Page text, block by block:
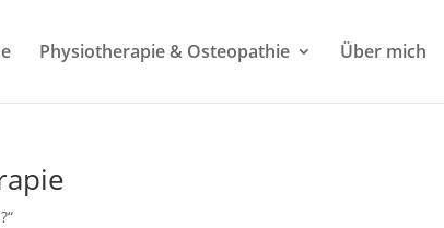
Physiotherapie & Osteopathie Über mich